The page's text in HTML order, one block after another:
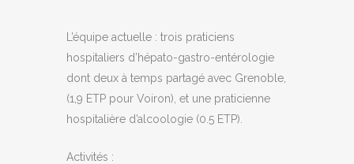
L’équipe actuelle : trois praticiens
hospitaliers d’hépato-gastro-entérologie
dont deux à temps partagé avec Grenoble,
(1,9 ETP pour Voiron), et une praticienne
hospitalière d’alcoologie (0.5 ETP).
Activités :